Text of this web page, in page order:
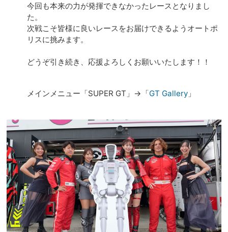
今回も本来の力が発揮できなかったレースとなりまし
た。
次戦こそ皆様に良いレースをお届けできるようオートポ
リスに挑みます。
どうぞ引き続き、応援よろしくお願いいたします！！
メインメニュー「SUPER GT」→「GT Gallery 」